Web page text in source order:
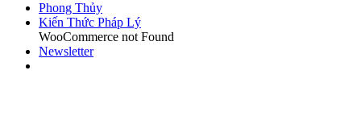
Phong Thủy
Kiến Thức Pháp Lý
WooCommerce not Found
Newsletter